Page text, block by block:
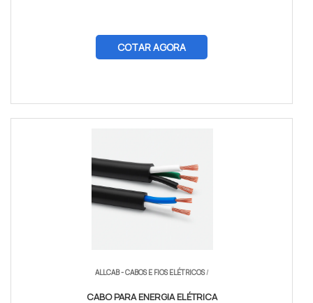
COTAR AGORA
ALLCAB - CABOS E FIOS ELÉTRICOS/
CABO PARA ENERGIA ELÉTRICA